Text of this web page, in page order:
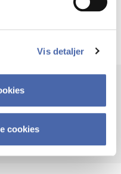
Vis detaljer
cookies
i disse fag